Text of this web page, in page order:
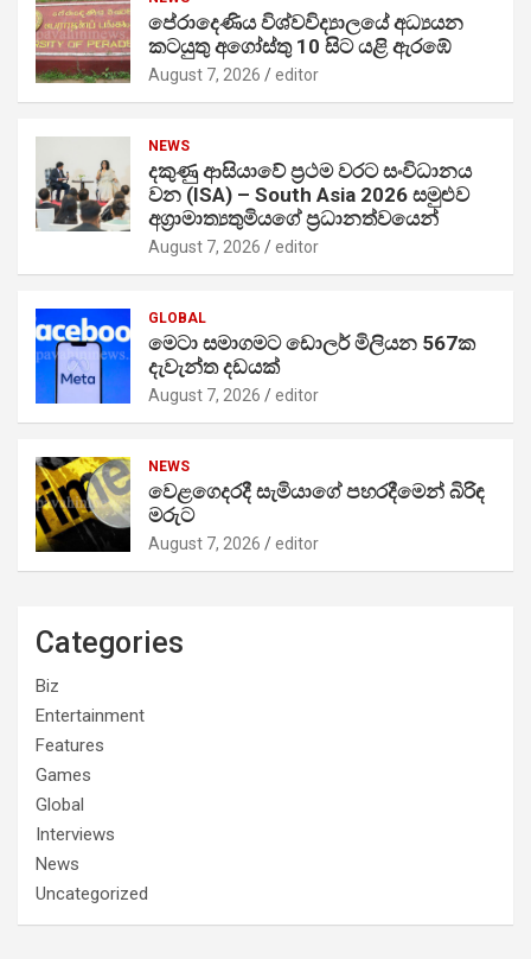
පේරාදෙණිය විශ්වවිද්‍යාලයේ අධ්‍යයන
කටයුතු අගෝස්තු 10 සිට යළි ඇරඹේ
August 7, 2026 editor
NEWS
දකුණු ආසියාවේ ප්‍රථම වරට සංවිධානය
වන (ISA) – South Asia 2026 සමුළුව
අග්‍රාමාත්‍යතුමියගේ ප්‍රධානත්වයෙන්
August 7, 2026 editor
GLOBAL
මෙටා සමාගමට ඩොලර් මිලියන 567ක
දැවැන්ත දඩයක්
August 7, 2026 editor
NEWS
වෙළගෙදරදී සැමියාගේ පහරදීමෙන් බිරිඳ
මරුට
August 7, 2026 editor
Categories
Biz
Entertainment
Features
Games
Global
Interviews
News
Uncategorized